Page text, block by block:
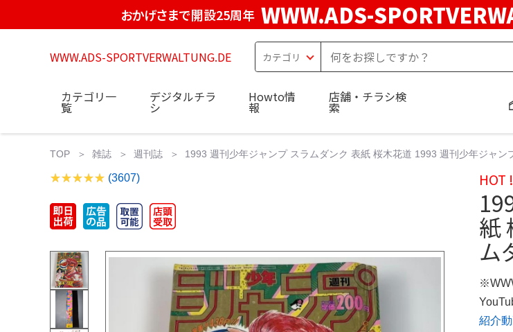
おかげさまで開設25周年 WWW.ADS-
WWW.ADS-SPORTVERWALTUNG.DE
カテゴリ一
覧
デジタルチラ
シ
Howto情
報
店舗・チラシ検
索
TOP 雑誌 週刊誌 1993 週刊少年ジャンプ スラムダンク 表紙 桜木花道 1993 週刊少年ジャン
(3607) HOT !
紙
ム
紹介